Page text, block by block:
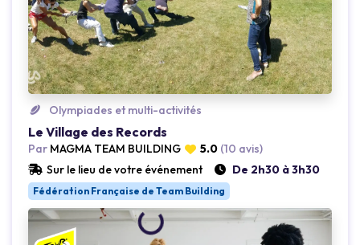
Olympiades et multi-activités
Le Village des Records
Par MAGMA TEAM BUILDING 5.0 (10 avis)
Sur le lieu de votre événement
De 2h30 à 3h30
Fédération Française de Team Building